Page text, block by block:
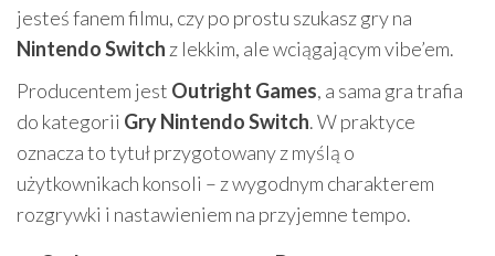
jesteś fanem filmu, czy po prostu szukasz gry na
Nintendo Switch z lekkim, ale wciągającym vibe’em.
Producentem jest Outright Games, a sama gra trafia
do kategorii Gry Nintendo Switch. W praktyce
oznacza to tytuł przygotowany z myślą o
użytkownikach konsoli – z wygodnym charakterem
rozgrywki i nastawieniem na przyjemne tempo.